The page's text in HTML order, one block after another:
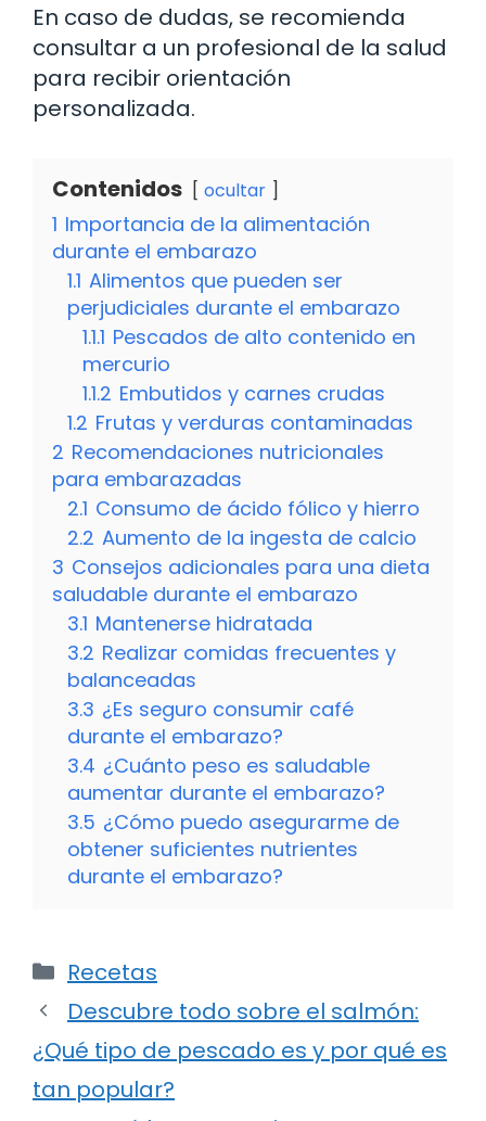
En caso de dudas, se recomienda
consultar a un profesional de la salud
para recibir orientación
personalizada.
Contenidos ocultar
1 Importancia de la alimentación
durante el embarazo
1.1 Alimentos que pueden ser
perjudiciales durante el embarazo
1.1.1 Pescados de alto contenido en
mercurio
1.1.2 Embutidos y carnes crudas
1.2 Frutas y verduras contaminadas
2 Recomendaciones nutricionales
para embarazadas
2.1 Consumo de ácido fólico y hierro
2.2 Aumento de la ingesta de calcio
3 Consejos adicionales para una dieta
saludable durante el embarazo
3.1 Mantenerse hidratada
3.2 Realizar comidas frecuentes y
balanceadas
3.3 ¿Es seguro consumir café
durante el embarazo?
3.4 ¿Cuánto peso es saludable
aumentar durante el embarazo?
3.5 ¿Cómo puedo asegurarme de
obtener suficientes nutrientes
durante el embarazo?
Categorías
Recetas
Descubre todo sobre el salmón:
¿Qué tipo de pescado es y por qué es
tan popular?